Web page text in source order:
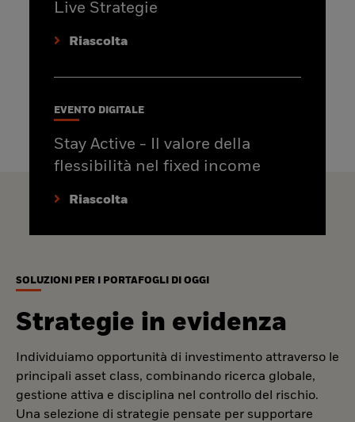
Live Strategie
Riascolta
EVENTO DIGITALE
Stay Active - Il valore della
flessibilità nel fixed income
Riascolta
SOLUZIONI PER I PORTAFOGLI DI OGGI
Strategie in evidenza
Individuiamo opportunità di investimento attraverso le
principali asset class, combinando ricerca globale,
gestione attiva e disciplina nel controllo del rischio.
Una selezione di strategie pensate per supportare